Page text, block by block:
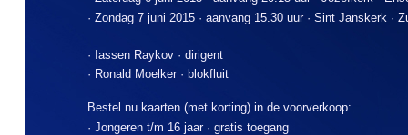
· Zondag 7 juni 2015 · aanvang 15.30 uur · Sint Janskerk ·
· Iassen Raykov · dirigent
· Ronald Moelker · blokfluit
Bestel nu kaarten (met korting) in de voorverkoop:
· Jongeren t/m 16 jaar · gratis toegang